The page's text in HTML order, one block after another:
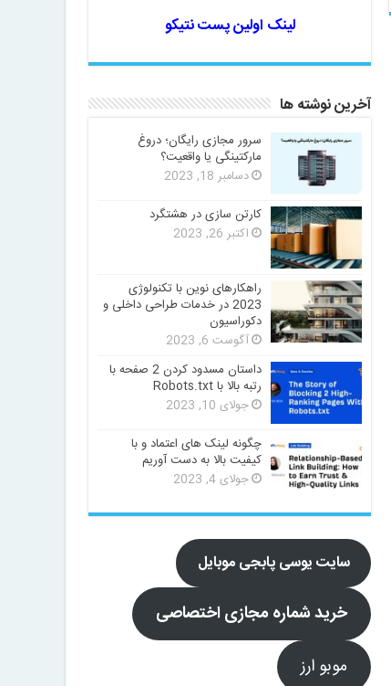
لینک اولین پست نتیکو
آخرین نوشته ها
سرور مجازی رایگان؛ دروغ
مارکتینگی یا واقعیت؟
دسامبر 18, 2023
کارتن سازی در هشتگرد
اکتبر 26, 2023
راهکارهای نوین با تکنولوژی
2023 در خدمات طراحی داخلی و
دکوراسیون
آگوست 6, 2023
داستان مسدود کردن 2 صفحه با
رتبه بالا با Robots.txt
جولای 10, 2023
چگونه لینک های اعتماد و با
کیفیت بالا به دست آوریم
جولای 4, 2023
سایت یوسی پابجی موبایل
خرید شماره مجازی اختصاصی
موبو ارز